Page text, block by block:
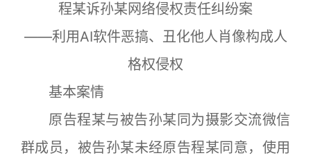
程某诉孙某网络侵权责任纠纷案
——利用AI软件恶搞、丑化他人肖像构成人
格权侵权
基本案情
原告程某与被告孙某同为摄影交流微信
群成员，被告孙某未经原告程某同意，使用